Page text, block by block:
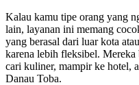
Kalau kamu tipe orang yang
lain, layanan ini memang
yang berasal dari luar kota
karena lebih fleksibel.
cari kuliner, mampir ke hotel,
Danau Toba.